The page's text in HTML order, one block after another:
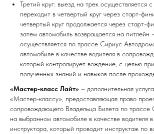
Третий круг: выезд на трек осуществляется
переходит в четвертый круг через старт-
четвертый круг продолжается через старт-
затем автомобиль возвращается на питлейн
осуществляется по трассе Сириус
автомобиле в качестве водителя в
который контролирует вождение, с целью
полученных знаний и навыков после
«Мастер-класс Лайт» – дополнительная
«Мастер-классу», предоставляющая право
сопровождающего Владельца Билета по трассе
на выбранном автомобиле в качестве водителя
инструктора, который проводит инструктаж по